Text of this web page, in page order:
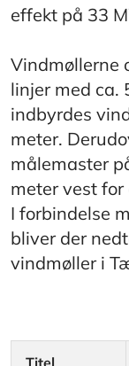
effekt på 33
Vindmøllerne
linjer med ca.
indbyrdes
meter.
målemaster
meter vest
I forbindelse
bliver der
vindmøller i